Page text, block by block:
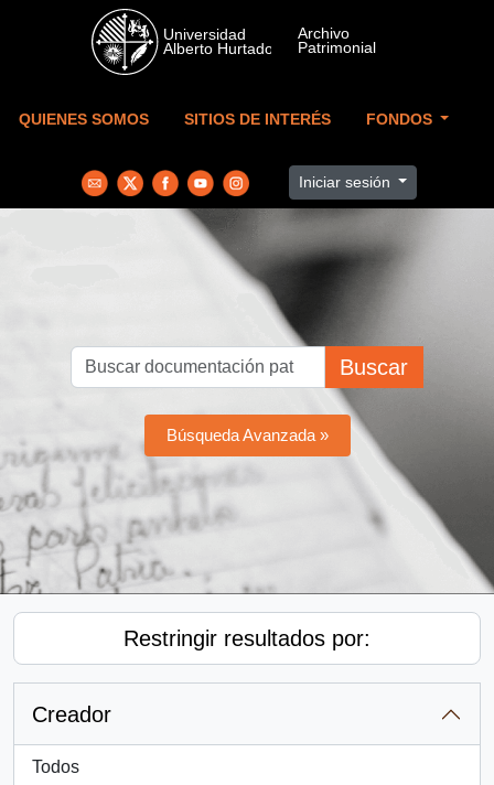
Skip to main content
QUIENES SOMOS SITIOS DE INTERÉS FONDOS
Iniciar sesión
Buscar
Búsqueda Avanzada »
Restringir resultados por:
Creador
Todos